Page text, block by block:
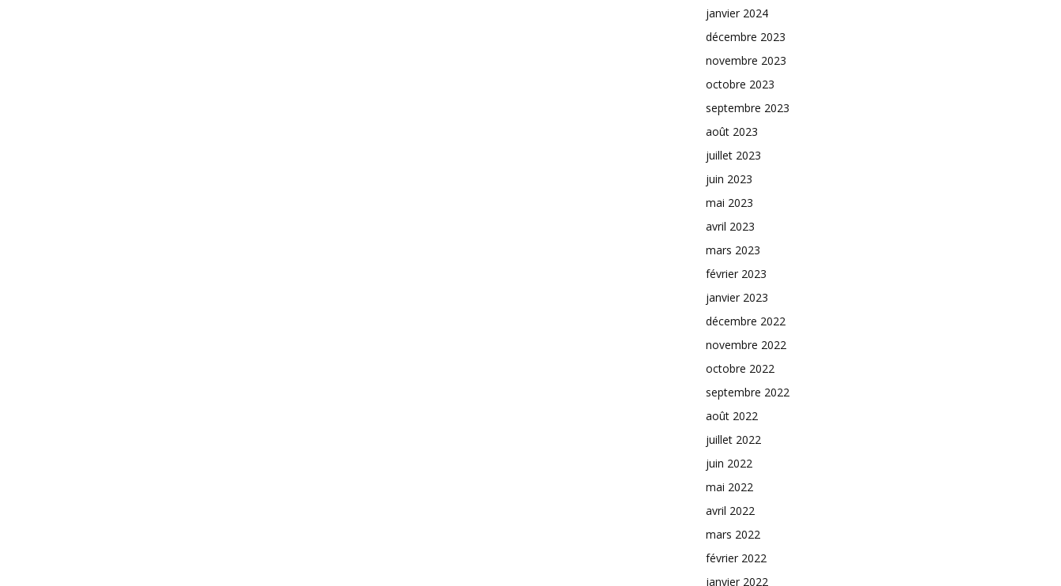
janvier 2024
décembre 2023
novembre 2023
octobre 2023
septembre 2023
août 2023
juillet 2023
juin 2023
mai 2023
avril 2023
mars 2023
février 2023
janvier 2023
décembre 2022
novembre 2022
octobre 2022
septembre 2022
août 2022
juillet 2022
juin 2022
mai 2022
avril 2022
mars 2022
février 2022
janvier 2022